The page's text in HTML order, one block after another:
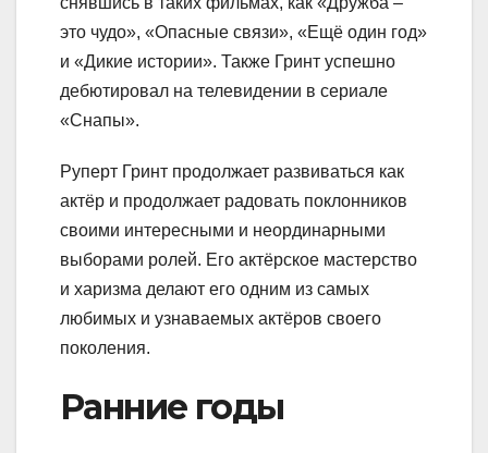
это чудо», «Опасные связи», «Ещё один год»
и «Дикие истории». Также Гринт успешно
дебютировал на телевидении в сериале
«Снапы».
Руперт Гринт продолжает развиваться как
актёр и продолжает радовать поклонников
своими интересными и неординарными
выборами ролей. Его актёрское мастерство
и харизма делают его одним из самых
любимых и узнаваемых актёров своего
поколения.
Ранние годы